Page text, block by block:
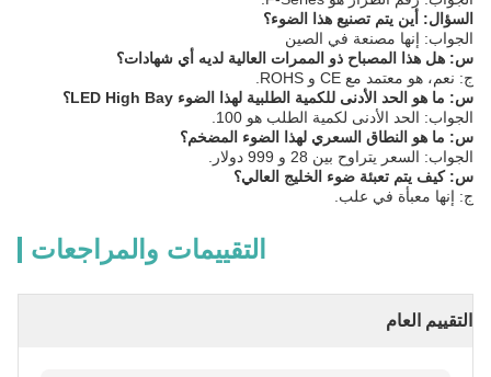
السؤال: أين يتم تصنيع هذا الضوء؟
الجواب: إنها مصنعة في الصين
س: هل هذا المصباح ذو الممرات العالية لديه أي شهادات؟
ج: نعم، هو معتمد مع CE و ROHS.
س: ما هو الحد الأدنى للكمية الطلبية لهذا الضوء LED High Bay؟
الجواب: الحد الأدنى لكمية الطلب هو 100.
س: ما هو النطاق السعري لهذا الضوء المضخم؟
الجواب: السعر يتراوح بين 28 و 999 دولار.
س: كيف يتم تعبئة ضوء الخليج العالي؟
ج: إنها معبأة في علب.
التقييمات والمراجعات
التقييم العام